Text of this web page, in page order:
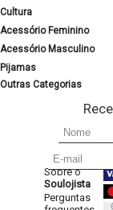
Cultura
Acessório Feminino
Acessório Masculino
Pijamas
Outras Categorias
Sobre o
Soulojista
Perguntas